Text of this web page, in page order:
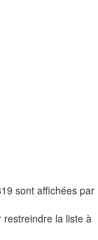
sont affichées par
la liste à